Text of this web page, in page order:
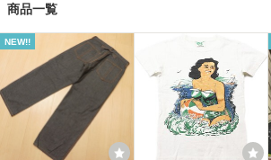
商品一覧
NEW!!